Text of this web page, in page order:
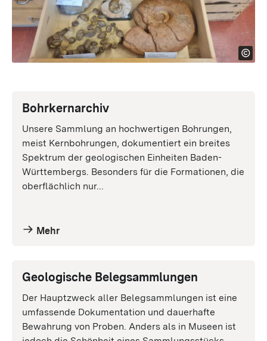
Bohrkernarchiv
Unsere Sammlung an hochwertigen Bohrungen,
meist Kernbohrungen, dokumentiert ein breites
Spektrum der geologischen Einheiten Baden-
Württembergs. Besonders für die Formationen, die
oberflächlich nur...
Mehr
Geologische Belegsammlungen
Der Hauptzweck aller Belegsammlungen ist eine
umfassende Dokumentation und dauerhafte
Bewahrung von Proben. Anders als in Museen ist